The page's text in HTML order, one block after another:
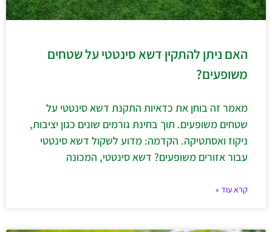
האם ניתן להתקין דשא סינטטי על שטחים
משופעים?
מאמר זה בוחן את כדאיות התקנת דשא סינטטי על
שטחים משופעים. תוך בחינת גורמים שונים כגון יציבות,
ניקוז ואסתטיקה. הקדמה: מדוע לשקול דשא סינטטי
עבור אזורים משופעים? דשא סינטטי, המכונה
קרא עוד »